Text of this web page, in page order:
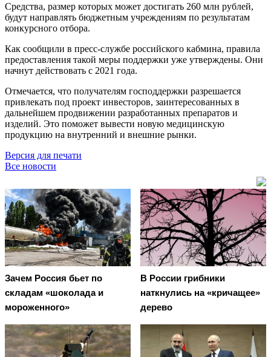
Средства, размер которых может достигать 260 млн рублей,
будут направлять бюджетным учреждениям по результатам
конкурсного отбора.
Как сообщили в пресс-службе российского кабмина, правила
предоставления такой меры поддержки уже утверждены. Они
начнут действовать с 2021 года.
Отмечается, что получателям господдержки разрешается
привлекать под проект инвесторов, заинтересованных в
дальнейшем продвижении разработанных препаратов и
изделий. Это поможет вывести новую медицинскую
продукцию на внутренний и внешние рынки.
Версия для печати
Все новости
Зачем Россия бьет по
складам «шоколада и
мороженного»
В России грибники
наткнулись на «кричащее»
дерево